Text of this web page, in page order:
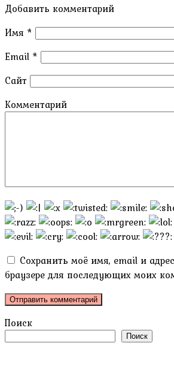
Добавить комментарий
Имя *
Email *
Сайт
Комментарий
Сохранить моё имя, email и
браузере для последующих моих
Поиск
Поиск